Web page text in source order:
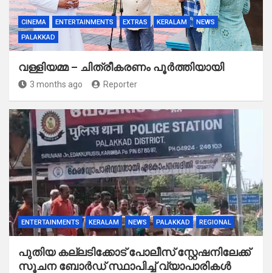
CINEMA ENTERTAINMENTS EXTRAS KERALAM
NEWS
PALAKKAD
വള്ളിയമ്മ – ചിത്രീകരണം പൂർത്തിയായി
3 months ago Reporter
ENTERTAINMENTS KERALAM NEWS PALAKKAD REGIONAL
പുതിയ കല്ലടിക്കോട് പോലീസ് സ്റ്റേഷനിലേക്ക്
സൂചന ബോർഡ് സ്ഥാപിച്ച് വ്യാപാരികൾ